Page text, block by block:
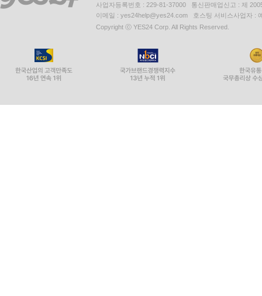
사업자등록번호 : 229-81-37000 통신판매업신고 : 제
이메일 : yes24help@yes24.com 호스팅 서비스사업자 :
Copyright ⓒ YES24 Corp. All Rights Reserved.